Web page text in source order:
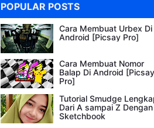
POPULAR POSTS
Cara Membuat Urbex Di
Android [Picsay Pro]
Cara Membuat Nomor
Balap Di Android [Picsay
Pro]
Tutorial Smudge
Dari A sampai Z Dengan
Sketchbook